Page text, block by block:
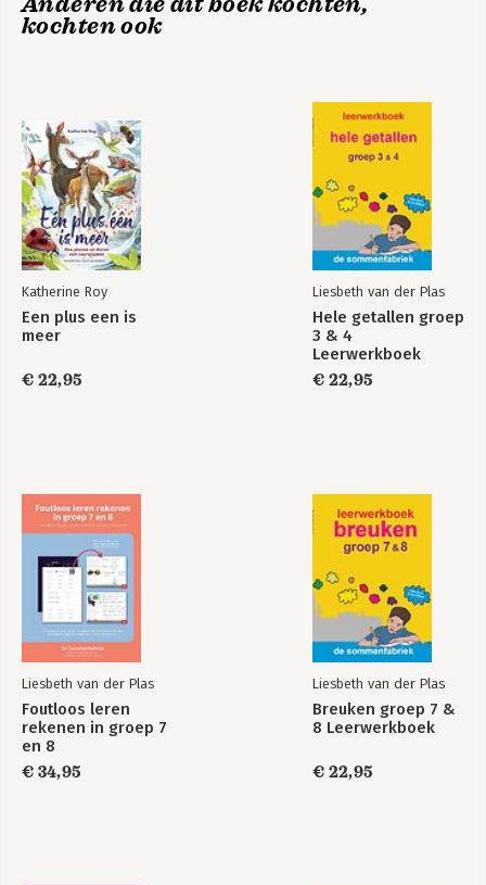
kochten ook
Katherine Roy
Een plus een is
meer
€ 22,95
Liesbeth van der Plas
Hele getallen groep
3 & 4
Leerwerkboek
€ 22,95
Liesbeth van der Plas
Foutloos leren
rekenen in groep 7
en 8
€ 34,95
Liesbeth van der Plas
Breuken groep 7 &
8 Leerwerkboek
€ 22,95